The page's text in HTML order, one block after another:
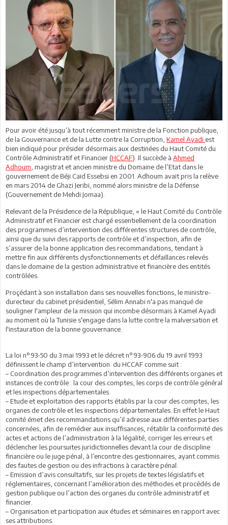
Pour avoir été jusqu’à tout récemment ministre de la Fonction publique,
de la Gouvernance et de la Lutte contre la Corruption, Kamel Ayadi est
bien indiqué pour présider désormais aux destinées du Haut Comité du
Contrôle Administratif et Financier (HCCAF). Il succède à Ahmed
Adhoum , magistrat et ancien ministre du Domaine de l’Etat dans le
gouvernement de Béji Caïd Essebsi en 2001. Adhoum avait pris la relève
en mars 2014 de Ghazi Jeribi, nommé alors ministre de la Défense
(Gouvernement de Mehdi Jomaa).
Relevant de la Présidence de la République, « le Haut Comité du Contrôle
Administratif et Financier est chargé essentiellement de la coordination
des programmes d’intervention des différentes structures de contrôle,
ainsi que du suivi des rapports de contrôle et d’inspection, afin de
s’assurer de la bonne application des recommandations, tendant à
mettre fin aux différents dysfonctionnements et défaillances relevés
dans le domaine de la gestion administrative et financière des entités
contrôlées.
Proçédant à son installation dans ses nouvelles fonctions, le ministre-
durecteur du cabinet présidentiel, Sélim Annabi n'a pas manqué de
souligner l'ampleur de la mission qui incombe désormais à Kamel Ayadi
au moment où la Tunisie s'engage dans la lutte contre la malversation et
l'instauration de la bonne gouvernance.
La loi n°93-50 du 3 mai 1993 et le décret n°93-906 du 19 avril 1993
définissent le champ d’intervention du HCCAF comme suit :
– Coordination des programmes d’intervention des différents organes et
instances de contrôle : la cour des comptes, les corps de contrôle général
et les inspections départementales.
– Etude et exploitation des rapports établis par la cour des comptes, les
organes de contrôle et les inspections départementales. En effet le Haut
comité émet des recommandations qu’il adresse aux différentes parties
concernées, afin de remédier aux insuffisances, rétablir la conformité des
actes et actions de l’administration à la légalité, corriger les erreurs et
déclencher les poursuites juridictionnelles devant la cour de discipline
financière ou le juge pénal, à l’encontre des gestionnaires, ayant commis
des fautes de gestion ou des infractions à caractère pénal.
– Emission d’avis consultatifs, sur les projets de textes législatifs et
réglementaires, concernant l’amélioration des méthodes et procédés de
gestion publique ou l’action des organes du contrôle administratif et
financier.
– Organisation et participation aux études et séminaires en rapport avec
ses attributions.